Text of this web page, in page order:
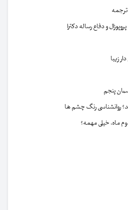
و دفاع رساله دکترا
زیبا
پنجم
روانشناسی رنگ چشم ها
ماه، خیلی مهمه؟